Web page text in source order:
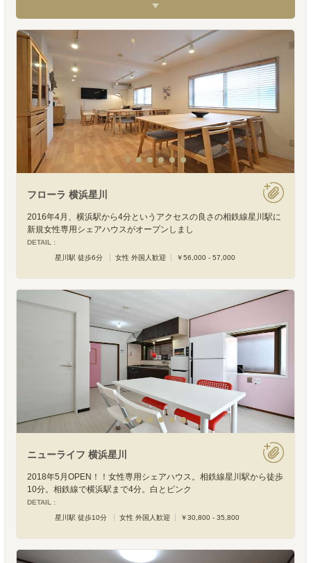
フローラ 横浜星川
2016年4月、横浜駅から4分というアクセスの良さの相鉄線星川駅に
新規女性専用シェアハウスがオープンしまし
DETAIL :
星川駅 徒歩6分
女性 外国人歓迎 ￥56,000 - 57,000
ニューライフ 横浜星川
2018年5月OPEN！！女性専用シェアハウス。相鉄線星川駅から徒歩
10分。相鉄線で横浜駅まで4分。白とピンク
DETAIL :
星川駅 徒歩10分
女性 外国人歓迎 ￥30,800 - 35,800